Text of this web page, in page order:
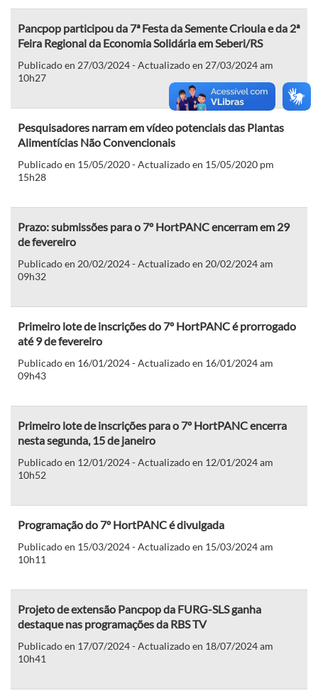
Pancpop participou da 7ª Festa da Semente Crioula e da 2ª
Feira Regional da Economia Solidária em Seberi/RS
Publicado en 27/03/2024 - Actualizado en 27/03/2024 am
10h27
Pesquisadores narram em vídeo potenciais das Plantas
Alimentícias Não Convencionais
Publicado en 15/05/2020 - Actualizado en 15/05/2020 pm
15h28
Prazo: submissões para o 7º HortPANC encerram em 29
de fevereiro
Publicado en 20/02/2024 - Actualizado en 20/02/2024 am
09h32
Primeiro lote de inscrições do 7º HortPANC é prorrogado
até 9 de fevereiro
Publicado en 16/01/2024 - Actualizado en 16/01/2024 am
09h43
Primeiro lote de inscrições para o 7º HortPANC encerra
nesta segunda, 15 de janeiro
Publicado en 12/01/2024 - Actualizado en 12/01/2024 am
10h52
Programação do 7º HortPANC é divulgada
Publicado en 15/03/2024 - Actualizado en 15/03/2024 am
10h11
Projeto de extensão Pancpop da FURG-SLS ganha
destaque nas programações da RBS TV
Publicado en 17/07/2024 - Actualizado en 18/07/2024 am
10h41